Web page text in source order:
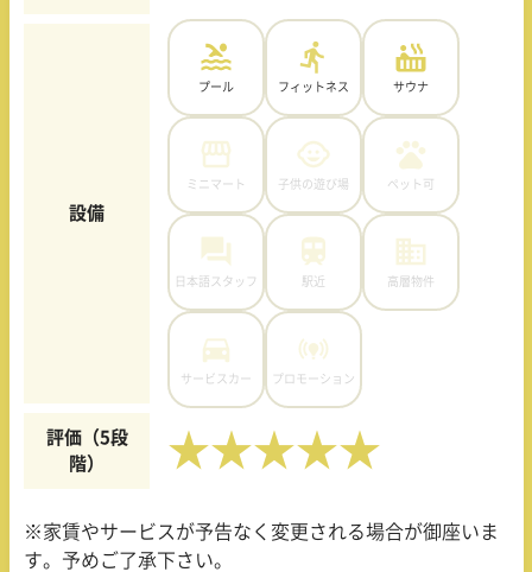
設備
プール フィットネス サウナ
ミニマート 子供の遊び場 ペット可
日本語スタッフ 駅近 高層物件
サービスカー プロモーション
評価（5段
階）
★★★★★
※家賃やサービスが予告なく変更される場合が御座いま
す。予めご了承下さい。